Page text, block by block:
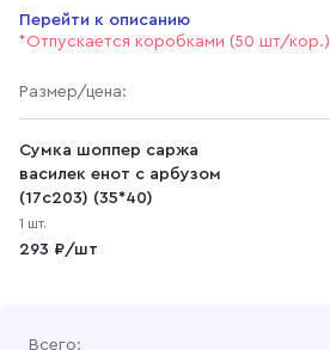
Перейти к описанию
*Отпускается коробками (50 шт/кор.)
Размер/цена:
Сумка шоппер саржа
василек енот с арбузом
(17с203) (35*40)
1 шт.
293 ₽/шт
Всего: